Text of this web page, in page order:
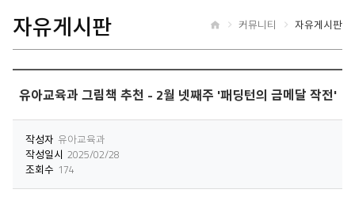
자유게시판 커뮤니티 자유게시판
유아교육과 그림책 추천 - 2월 넷째주 '패딩턴의 금메달 작전'
작성자 유아교육과
작성일시 2025/02/28
조회수 174